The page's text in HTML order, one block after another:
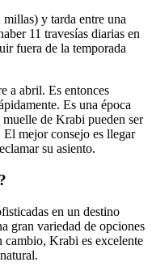
y tarda entre una
11 travesías diarias en
fuera de la temporada
a abril. Es entonces
Es una época
de Krabi pueden ser
El mejor consejo es llegar
su asiento.
en un destino
gran variedad de opciones
cambio, Krabi es excelente